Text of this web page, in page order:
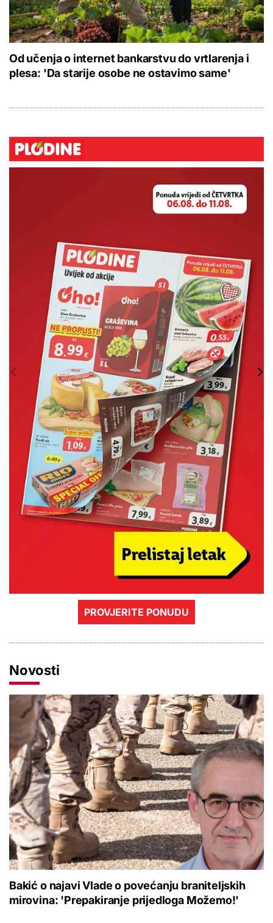
Od učenja o internet bankarstvu do vrtlarenja i
plesa: 'Da starije osobe ne ostavimo same'
PROVJERITE PONUDU
Novosti
Bakić o najavi Vlade o povećanju braniteljskih
mirovina: 'Prepakiranje prijedloga Možemo!'